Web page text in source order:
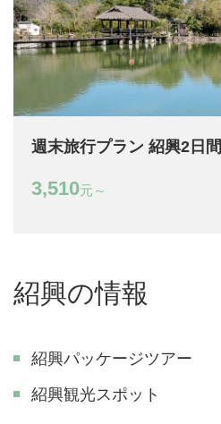
週末旅行プラン 紹興2日間
3,510元～
紹興の情報
紹興パッケージツアー
紹興観光スポット